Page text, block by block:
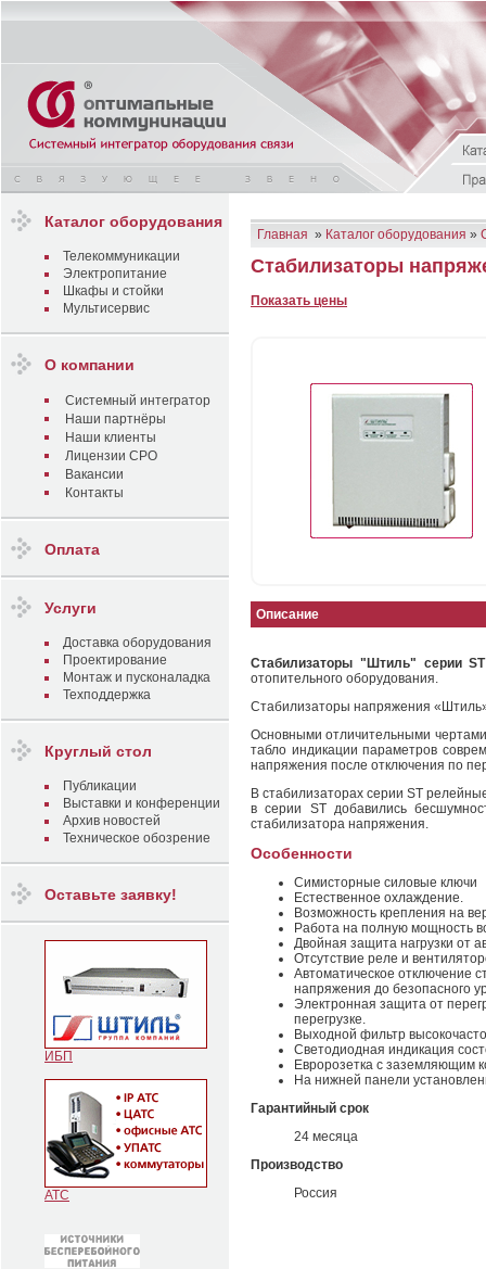
Каталог оборудования
Телекоммуникации
Электропитание
Шкафы и стойки
Мультисервис
О компании
Системный интегратор
Наши партнёры
Наши клиенты
Лицензии СРО
Вакансии
Контакты
Оплата
Услуги
Доставка оборудования
Проектирование
Монтаж и пусконаладка
Техподдержка
Круглый стол
Публикации
Выставки и конференции
Архив новостей
Техническое обозрение
Оставьте заявку!
ИБП
АТС
Главная » Каталог оборудования »
Стабилизаторы
Показать цены
Описание
Стабилизаторы "Штиль" серии ST
отопительного оборудования.
Стабилизаторы напряжения
Основными отличительными
табло индикации параметров
напряжения после отключения по
В стабилизаторах серии ST
в серии ST добавились
стабилизатора напряжения.
Особенности
Cимисторные силовые ключи
Естественное охлаждение.
Возможность крепления на
Работа на полную мощность
Двойная защита нагрузки от
Отсутствие реле и
Автоматическое отключение
напряжения до безопасного
Электронная защита от
перегрузке.
Выходной фильтр
Светодиодная индикация
Евророзетка с заземляющим
На нижней панели
Гарантийный срок
24 месяца
Производство
Россия